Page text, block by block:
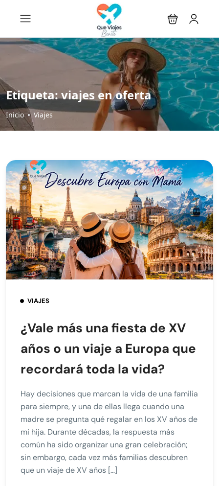
Etiqueta:viajes en oferta
Inicio Viajes
VIAJES
¿Vale más una fiesta de XV
años o un viaje a Europa que
recordará toda la vida?
Hay decisiones que marcan la vida de una familia
para siempre, y una de ellas llega cuando una
madre se pregunta qué regalar en los XV años de
mi hija. Durante décadas, la respuesta más
común ha sido organizar una gran celebración;
sin embargo, cada vez más familias descubren
que un viaje de XV años […]